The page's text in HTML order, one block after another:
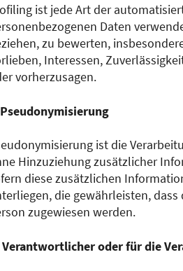
ist jede Art der
Daten
zu bewerten,
Interessen,
vorherzusagen.
ist die
Hinzuziehung zusätzlicher
diese zusätzlichen
die gewährleisten,
zugewiesen werden.
Verantwortlicher oder für die